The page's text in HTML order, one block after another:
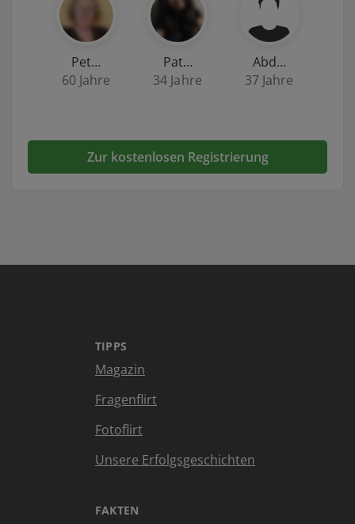
Pet…
60 Jahre
Pat…
34 Jahre
Abd…
37 Jahre
Zur kostenlosen Registrierung
TIPPS
Magazin
Fragenflirt
Fotoflirt
Unsere Erfolgsgeschichten
FAKTEN